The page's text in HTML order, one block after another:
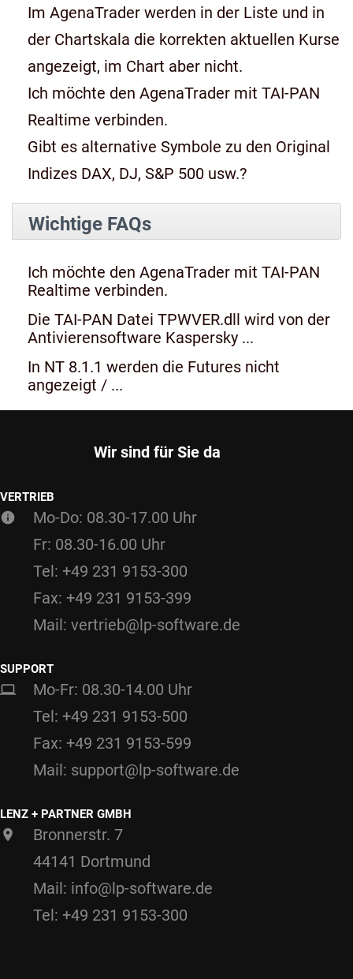
Im AgenaTrader werden in der Liste und in
der Chartskala die korrekten aktuellen Kurse
angezeigt, im Chart aber nicht.
Ich möchte den AgenaTrader mit TAI-PAN
Realtime verbinden.
Gibt es alternative Symbole zu den Original
Indizes DAX, DJ, S&P 500 usw.?
Wichtige FAQs
Ich möchte den AgenaTrader mit TAI-PAN
Realtime verbinden.
Die TAI-PAN Datei TPWVER.dll wird von der
Antivierensoftware Kaspersky ...
In NT 8.1.1 werden die Futures nicht
angezeigt / ...
Wir sind für Sie da
VERTRIEB
Mo-Do: 08.30-17.00 Uhr
Fr: 08.30-16.00 Uhr
Tel: +49 231 9153-300
Fax: +49 231 9153-399
Mail: vertrieb@lp-software.de
SUPPORT
Mo-Fr: 08.30-14.00 Uhr
Tel: +49 231 9153-500
Fax: +49 231 9153-599
Mail: support@lp-software.de
LENZ + PARTNER GMBH
Bronnerstr. 7
44141 Dortmund
Mail: info@lp-software.de
Tel: +49 231 9153-300